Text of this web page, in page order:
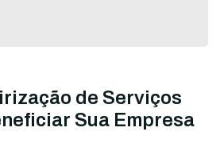
de Serviços
Sua Empresa